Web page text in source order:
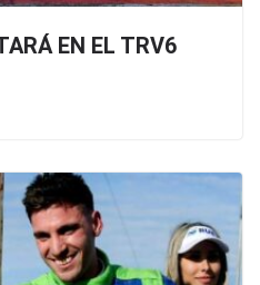
EN EL TRV6